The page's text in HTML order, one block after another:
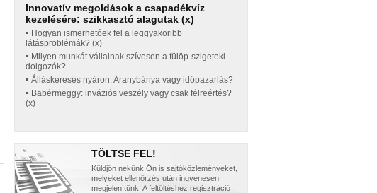
Innovatív megoldások a csapadékvíz
kezelésére: szikkasztó alagutak (x)
Hogyan ismerhetőek fel a leggyakoribb
látásproblémák? (x)
Milyen munkát vállalnak szívesen a fülöp-szigeteki
dolgozók?
Álláskeresés nyáron: Aranybánya vagy időpazarlás?
Babérmeggy: inváziós veszély vagy csak félreértés?
(x)
TÖLTSE FEL!
Küldjön nekünk Ön is sajtóközleményeket,
melyeket ellenőrzés után ingyenesen
megjelenítünk! A feltöltéshez regisztráció